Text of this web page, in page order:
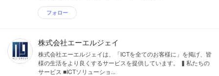
フォロー
株式会社エーエルジェイ
株式会社エーエルジェイは、「ICTを全てのお客様に」を掲げ、皆
様の生活をより良くするサービスを提供しています。 ▍私たちの
サービス ■ICTソリューショ...